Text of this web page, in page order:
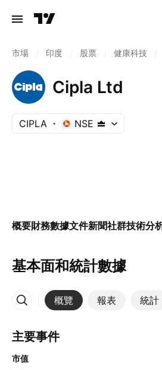
市場 印度 股票 健康科技
Cipla Ltd
CIPLA NSE
概要財務數據文件新聞社群技術分
基本面和統計數據
概覽 報表 統計
更多
主要事件
市值